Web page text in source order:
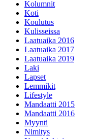
Kolumnit
Koti
Koulutus
Kulisseissa
Laatuaika 2016
Laatuaika 2017
Laatuaika 2019
Laki
Lapset
Lemmikit
Lifestyle
Mandaatti 2015
Mandaatti 2016
Myynti
Nimitys